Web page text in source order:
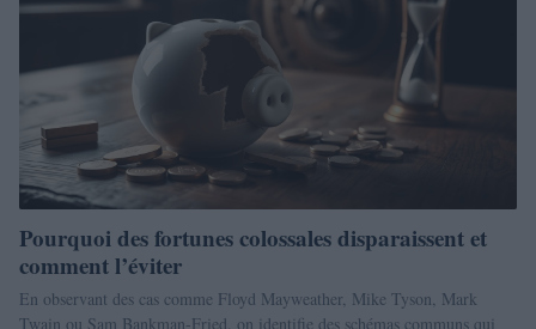
Pourquoi des fortunes colossales disparaissent et
comment l’éviter
En observant des cas comme Floyd Mayweather, Mike Tyson, Mark
Twain ou Sam Bankman-Fried, on identifie des schémas communs qui